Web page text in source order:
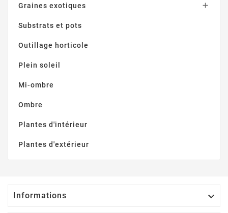
Graines exotiques 
Substrats et pots
Outillage horticole
Plein soleil
Mi-ombre
Ombre
Plantes d'intérieur
Plantes d'extérieur
Informations 